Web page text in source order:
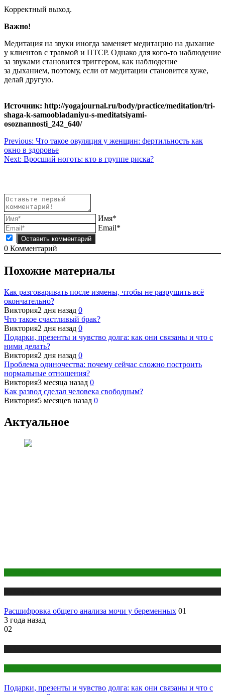
Корректный выход.
Важно!
Медитация на звуки иногда заменяет медитацию на дыхание
у клиентов с травмой и ПТСР. Однако для кого-то наблюдение
за звуками становится триггером, как наблюдение
за дыханием, поэтому, если от медитации становится хуже,
делай другую.
Источник: http://yogajournal.ru/body/practice/meditation/tri-
shaga-k-samoobladaniyu-s-meditatsiyami-
osoznannosti_242_640/
Навигация
по
Previous: Что такое овуляция у женщин: фертильность как
окно в здоровье
Next: Вросший ноготь: кто в группе риска?
Имя*
Email*
0 Комментарий
Похожие материалы
Как разговаривать после измены, чтобы не разрушить всё
окончательно?
Виктория2 дня назад 0
Что такое счастливый брак?
Виктория2 дня назад 0
Подарки, презенты и чувство долга: как они связаны и что с
ними делать?
Виктория2 дня назад 0
Проблема одиночества: почему сейчас сложно построить
нормальные отношения?
Виктория3 месяца назад 0
Как развод сделал человека свободным?
Виктория5 месяцев назад 0
Актуальное
Расшифровка общего анализа мочи у беременных 01
3 года назад
02
Подарки, презенты и чувство долга: как они связаны и что с